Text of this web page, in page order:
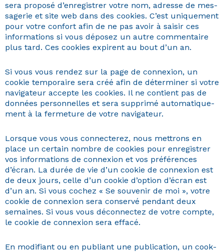
sera pro­posé d’enregistrer votre nom, adresse de mes­
sagerie et site web dans des cook­ies. C’est unique­ment
pour votre con­fort afin de ne pas avoir à saisir ces
infor­ma­tions si vous déposez un autre com­men­taire
plus tard. Ces cook­ies expirent au bout d’un an.
Si vous vous ren­dez sur la page de con­nex­ion, un
cook­ie tem­po­raire sera créé afin de déter­min­er si votre
nav­i­ga­teur accepte les cook­ies. Il ne con­tient pas de
don­nées per­son­nelles et sera sup­primé automa­tique­
ment à la fer­me­ture de votre navigateur.
Lorsque vous vous con­necterez, nous met­trons en
place un cer­tain nom­bre de cook­ies pour enreg­istr­er
vos infor­ma­tions de con­nex­ion et vos préférences
d’écran. La durée de vie d’un cook­ie de con­nex­ion est
de deux jours, celle d’un cook­ie d’option d’écran est
d’un an. Si vous cochez « Se sou­venir de moi », votre
cook­ie de con­nex­ion sera con­servé pen­dant deux
semaines. Si vous vous décon­nectez de votre compte,
le cook­ie de con­nex­ion sera effacé.
En mod­i­fi­ant ou en pub­liant une pub­li­ca­tion, un cook­